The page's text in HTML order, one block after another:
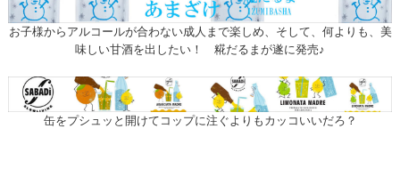
お子様からアルコールが合わない成人まで楽しめ、そして、何よりも、美
味しい甘酒を出したい！ 糀だるまが遂に発売♪
缶をプシュッと開けてコップに注ぐよりもカッコいいだろ？